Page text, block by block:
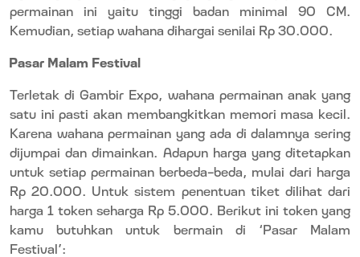
permainan ini yaitu tinggi badan minimal 90 CM.
Kemudian, setiap wahana dihargai senilai Rp 30.000.
Pasar Malam Festival
Terletak di Gambir Expo, wahana permainan anak yang
satu ini pasti akan membangkitkan memori masa kecil.
Karena wahana permainan yang ada di dalamnya sering
dijumpai dan dimainkan. Adapun harga yang ditetapkan
untuk setiap permainan berbeda-beda, mulai dari harga
Rp 20.000. Untuk sistem penentuan tiket dilihat dari
harga 1 token seharga Rp 5.000. Berikut ini token yang
kamu butuhkan untuk bermain di ‘Pasar Malam
Festival’: